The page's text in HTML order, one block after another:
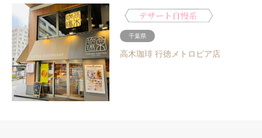
千葉県
高木珈琲 行徳メトロピア店